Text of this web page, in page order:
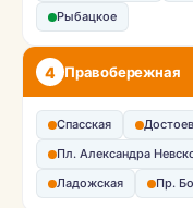
Рыбацкое
4 Правобережная
Спасская
Пл. Александра
Ладожская
Пр.